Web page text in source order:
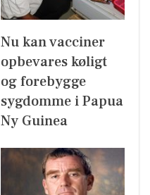
Nu kan vacciner
opbevares køligt
og forebygge
sygdomme i Papua
Ny Guinea